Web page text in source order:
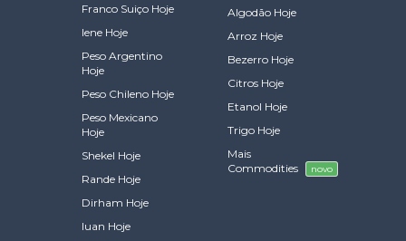
Franco Suiço Hoje
Iene Hoje
Peso Argentino
Hoje
Peso Chileno Hoje
Peso Mexicano
Hoje
Shekel Hoje
Rande Hoje
Dirham Hoje
Iuan Hoje
Algodão Hoje
Arroz Hoje
Bezerro Hoje
Citros Hoje
Etanol Hoje
Trigo Hoje
Mais
Commodities
novo